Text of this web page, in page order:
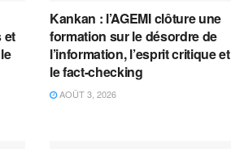
et
Kankan : l’AGEMI clôture une
formation sur le désordre de
l’information, l’esprit critique et
le fact-checking
AOÛT 3, 2026